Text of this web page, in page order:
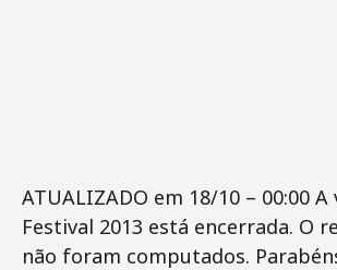
ATUALIZADO em 18/10 – 00:00
Festival 2013 está encerrada. O
não foram computados.